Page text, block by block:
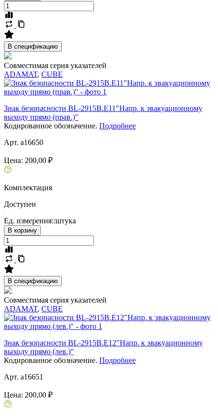
В спецификацию
Совместимая серия указателей
ADAMAT, CUBE
Знак безопасности BL-2915B.E11"Напр. к эвакуационному
выходу прямо (прав.)"
Кодированное обозначение. Подробнее
Арт. a16650
Цена: 200,00 ₽
Комплектация
Доступен
Ед. измерения::штука
В корзину
В спецификацию
Совместимая серия указателей
ADAMAT, CUBE
Знак безопасности BL-2915B.E12"Напр. к эвакуационному
выходу прямо (лев.)"
Кодированное обозначение. Подробнее
Арт. a16651
Цена: 200,00 ₽